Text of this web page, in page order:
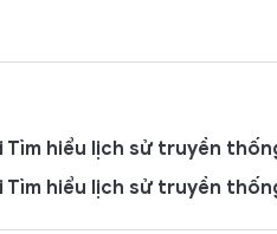
Tìm hiểu lịch sử truyền
Tìm hiểu lịch sử truyền